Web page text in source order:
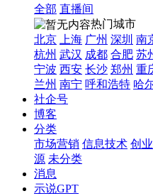
全部 直播间
热门城市
北京
上海 广州 深圳 南
杭州 武汉 成都 合肥 苏
宁波 西安 长沙 郑州 重
兰州 南宁 呼和浩特 哈
社企号
博客
分类
市场营销 信息技术 创
源 未分类
消息
示说GPT